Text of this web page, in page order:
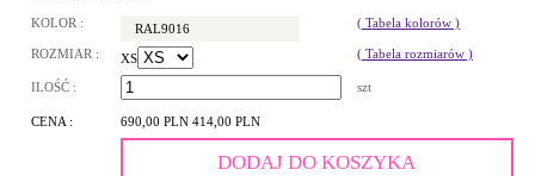
KOLOR : RAL9016 ( Tabela kolorów )
ROZMIAR : XS ( Tabela rozmiarów )
ILOŚĆ : szt
CENA : 690,00 PLN 414,00 PLN
DODAJ DO KOSZYKA